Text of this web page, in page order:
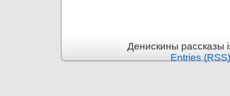
Денискины рассказы
Entries (RSS)